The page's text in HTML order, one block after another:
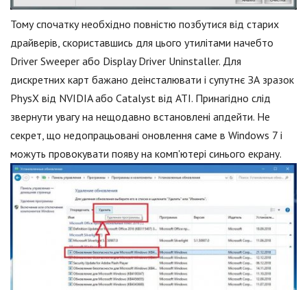
Тому спочатку необхідно повністю позбутися від старих
драйверів, скориставшись для цього утилітами начебто
Driver Sweeper або Display Driver Uninstaller. Для
дискретних карт бажано деінсталювати і супутнє ЗА зразок
PhysX від NVIDIA або Catalyst від ATI. Принагідно слід
звернути увагу на нещодавно встановлені апдейти. Не
секрет, що недопрацьовані оновлення саме в Windows 7 і
можуть провокувати появу на комп'ютері синього екрану.